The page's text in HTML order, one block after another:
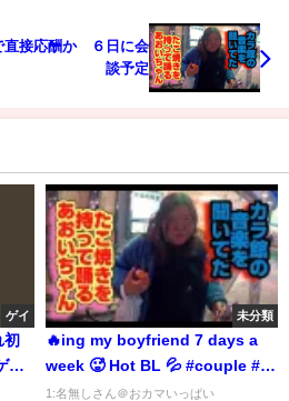
直接応酬か ６日に会
談予定
ゲイ
初
イ
未分類
🔥ing my boyfriend 7 days a
week 🥵 Hot BL 💦 #couple #bl
#gay #同性カップル #blfan
1:名無しさん＠おカマいっぱい